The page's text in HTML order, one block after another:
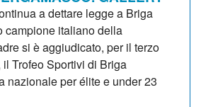
a dettare legge a Briga
campione italiano della
si è aggiudicato, per il terzo
Trofeo Sportivi di Briga
nazionale per élite e under 23